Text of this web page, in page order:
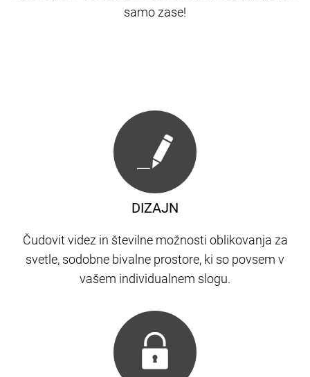
samo zase!
DIZAJN
Čudovit videz in številne možnosti oblikovanja za
svetle, sodobne bivalne prostore, ki so povsem v
vašem individualnem slogu.